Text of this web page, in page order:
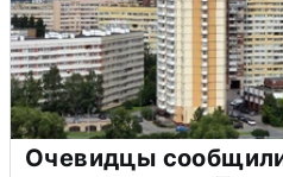
Очевидцы